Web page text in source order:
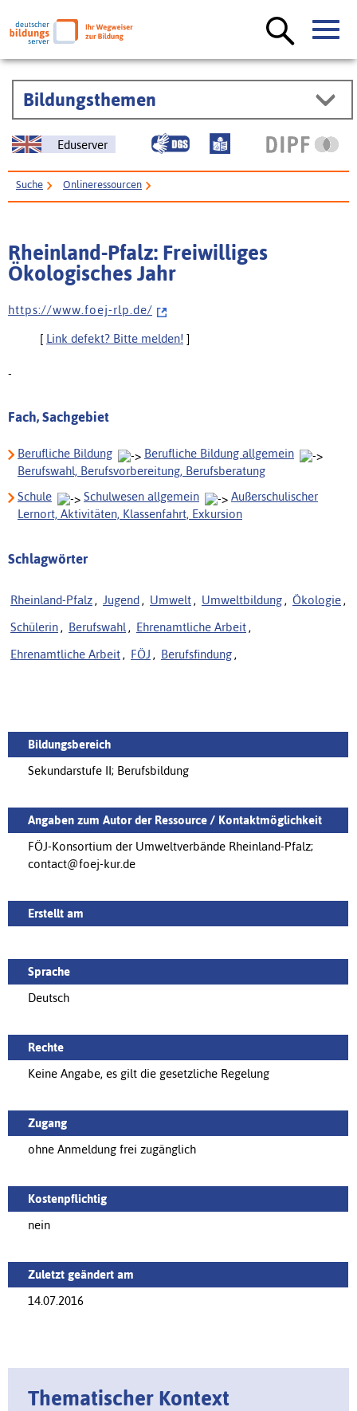
Bildungsthemen
Eduserver
Suche Onlineressourcen
Rheinland-Pfalz: Freiwilliges
Ökologisches Jahr
h t t p s : / / w w w . f o e j - r l p . d e /
[ Link defekt? Bitte melden! ]
-
Fach, Sachgebiet
Berufliche Bildung
Berufliche Bildung allgemein
Berufswahl, Berufsvorbereitung, Berufsberatung
Schule
Schulwesen allgemein
Außerschulischer
Lernort, Aktivitäten, Klassenfahrt, Exkursion
Schlagwörter
Rheinland-Pfalz , Jugend , Umwelt , Umweltbildung , Ökologie ,
Schülerin , Berufswahl , Ehrenamtliche Arbeit ,
Ehrenamtliche Arbeit , FÖJ , Berufsfindung ,
Bildungsbereich
Sekundarstufe II; Berufsbildung
Angaben zum Autor der Ressource / Kontaktmöglichkeit
FÖJ-Konsortium der Umweltverbände Rheinland-Pfalz;
contact@foej-kur.de
Erstellt am
Sprache
Deutsch
Rechte
Keine Angabe, es gilt die gesetzliche Regelung
Zugang
ohne Anmeldung frei zugänglich
Kostenpflichtig
nein
Zuletzt geändert am
14.07.2016
Thematischer Kontext